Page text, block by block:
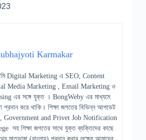
Karmakar
Digital Marketing এ SEO, Content
Media Marketing , Email Marketing ও
এর সঙ্গে যুক্ত । BongWeby এর মাধ্যমে
প্রদান করে থাকি। শিক্ষা জগতের বিভিন্ন আপডেট
Government and Privet Job Notification
সহ শিক্ষা জগতের সাথে যুক্ত ব্যক্তিদের কাছে